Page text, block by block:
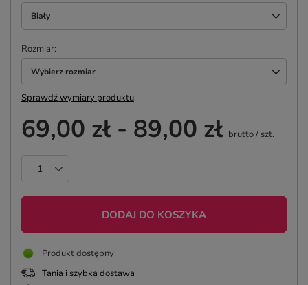
Biały
Rozmiar
Wybierz rozmiar
Sprawdź wymiary produktu
69,00 zł - 89,00 zł brutto/ szt.
DODAJ DO KOSZYKA
Produkt dostępny
Tania i szybka dostawa